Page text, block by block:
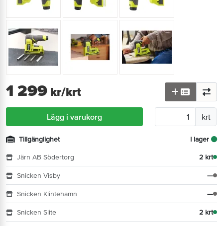
1 299 kr/krt
Lägg i varukorg krt
Tillgänglighet I lager
Järn AB Södertorg 2 krt
Snicken Visby —
Snicken Klintehamn —
Snicken Slite 2 krt